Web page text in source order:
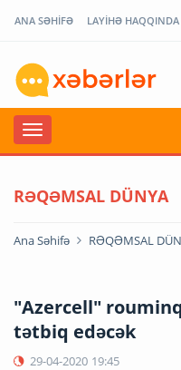
ANA SƏHİFƏ LAYİHƏ HAQQINDA
RƏQƏMSAL DÜNYA
Ana Səhifə RƏQƏMSAL
"Azercell"
tətbiq edəcək
29-04-2020 19:45